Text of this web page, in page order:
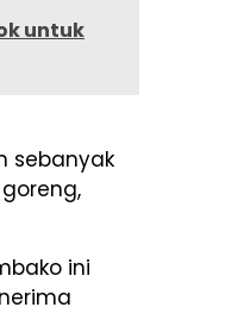
untuk
sebanyak
ini